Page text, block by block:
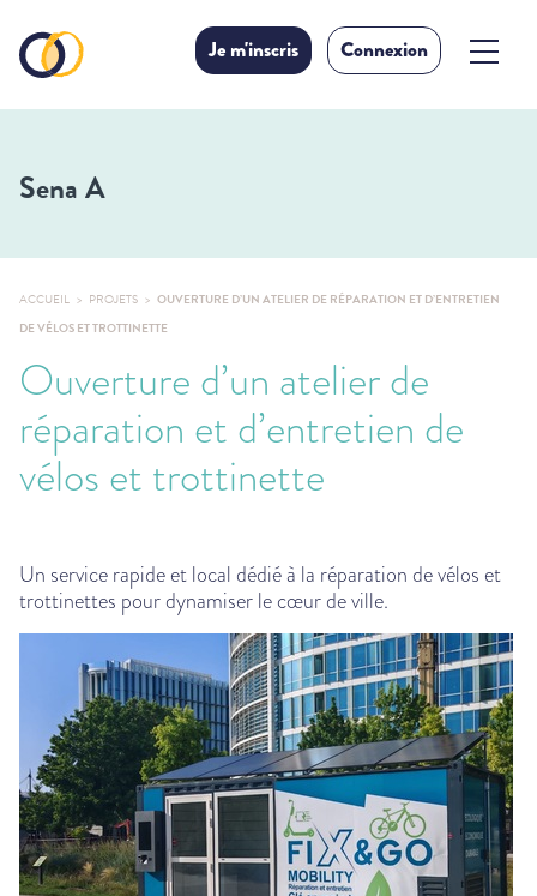
Je m'inscris Connexion
Sena A
ACCUEIL PROJETS
OUVERTURE D’UN ATELIER DE RÉPARATION ET D’ENTRETIEN
DE VÉLOS ET TROTTINETTE
Ouverture d’un atelier de
réparation et d’entretien de
vélos et trottinette
Un service rapide et local dédié à la réparation de vélos et
trottinettes pour dynamiser le cœur de ville.